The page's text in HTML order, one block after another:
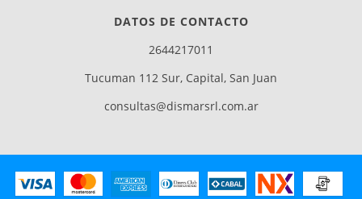
DATOS DE CONTACTO
2644217011
Tucuman 112 Sur, Capital, San Juan
consultas@dismarsrl.com.ar